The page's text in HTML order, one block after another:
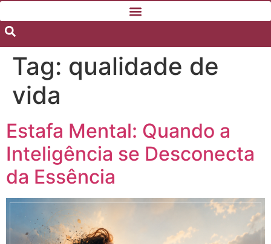
Tag: qualidade de
vida
Estafa Mental: Quando a
Inteligência se Desconecta
da Essência